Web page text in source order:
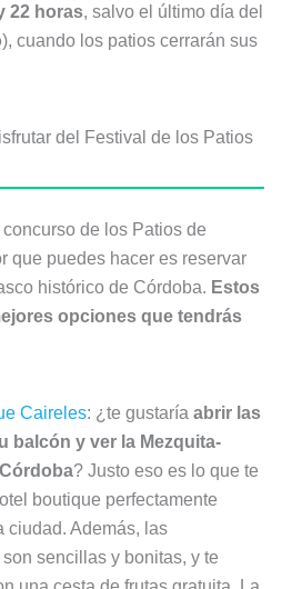
22 horas, salvo el último día del
), cuando los patios cerrarán sus
del Festival de los Patios
de los Patios de
que puedes hacer es reservar
histórico de Córdoba. Estos
opciones que tendrás
Caireles: ¿te gustaría abrir las
balcón y ver la Mezquita-
? Justo eso es lo que te
boutique perfectamente
ciudad. Además, las
sencillas y bonitas, y te